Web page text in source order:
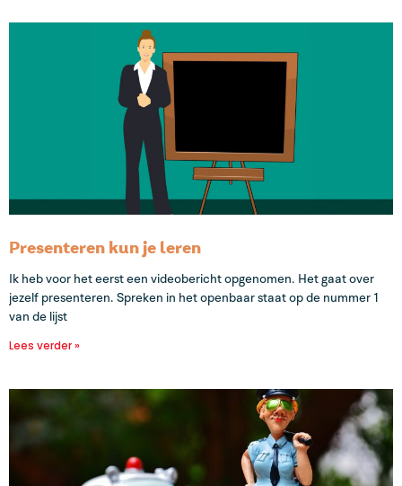
Presenteren kun je leren
Ik heb voor het eerst een videobericht opgenomen. Het gaat over
jezelf presenteren. Spreken in het openbaar staat op de nummer 1
van de lijst
Lees verder »